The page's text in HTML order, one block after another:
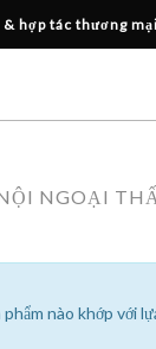
& hợp tác thương mại
NGOẠI
nào khớp với